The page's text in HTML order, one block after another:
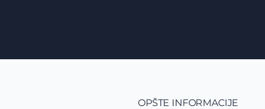
OPŠTE INFORMACIJE